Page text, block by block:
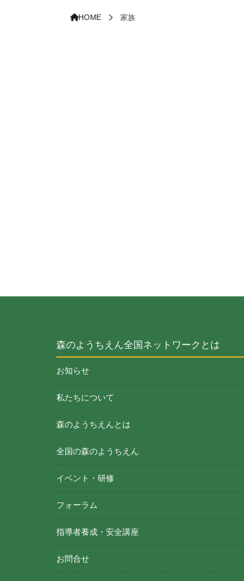
HOME 家族
森のようちえん全国ネットワークとは
お知らせ
私たちについて
森のようちえんとは
全国の森のようちえん
イベント・研修
フォーラム
指導者養成・安全講座
お問合せ